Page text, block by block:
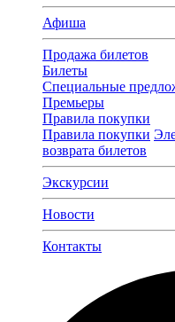
Афиша
Продажа билетов
Билеты
Специальные
Премьеры
Правила покупки
Правила покупки
возврата билетов
Экскурсии
Новости
Контакты